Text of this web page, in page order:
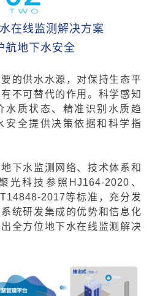
在线监测解决方案
航地下水安全
的供水水源，对保持生态平
不可替代的作用。科学感知
水质状态、精准识别水质趋
安全提供决策依据和科学指
下水监测网络、技术体系和
光科技参照HJ164-2020、
2017等标准，充分发
统研发集成的优势和信息化
全方位地下水在线监测解决